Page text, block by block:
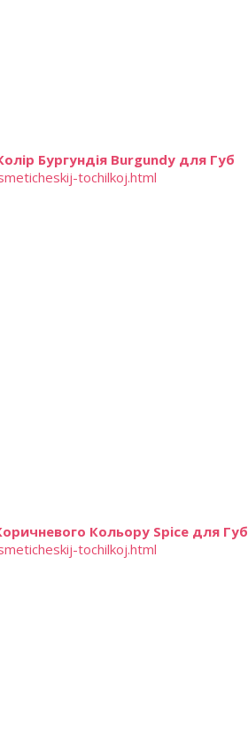
Бургундія Burgundy для Губ
tochilkoj.html
Кольору Spice для Губ
tochilkoj.html